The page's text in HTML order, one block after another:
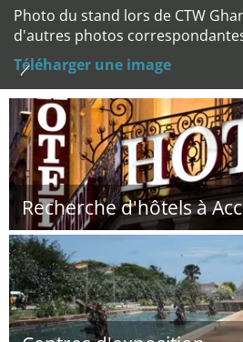
Photo du stand lors de CTW
d'autres photos
Téléharger une image
Recherche d'hôtels à